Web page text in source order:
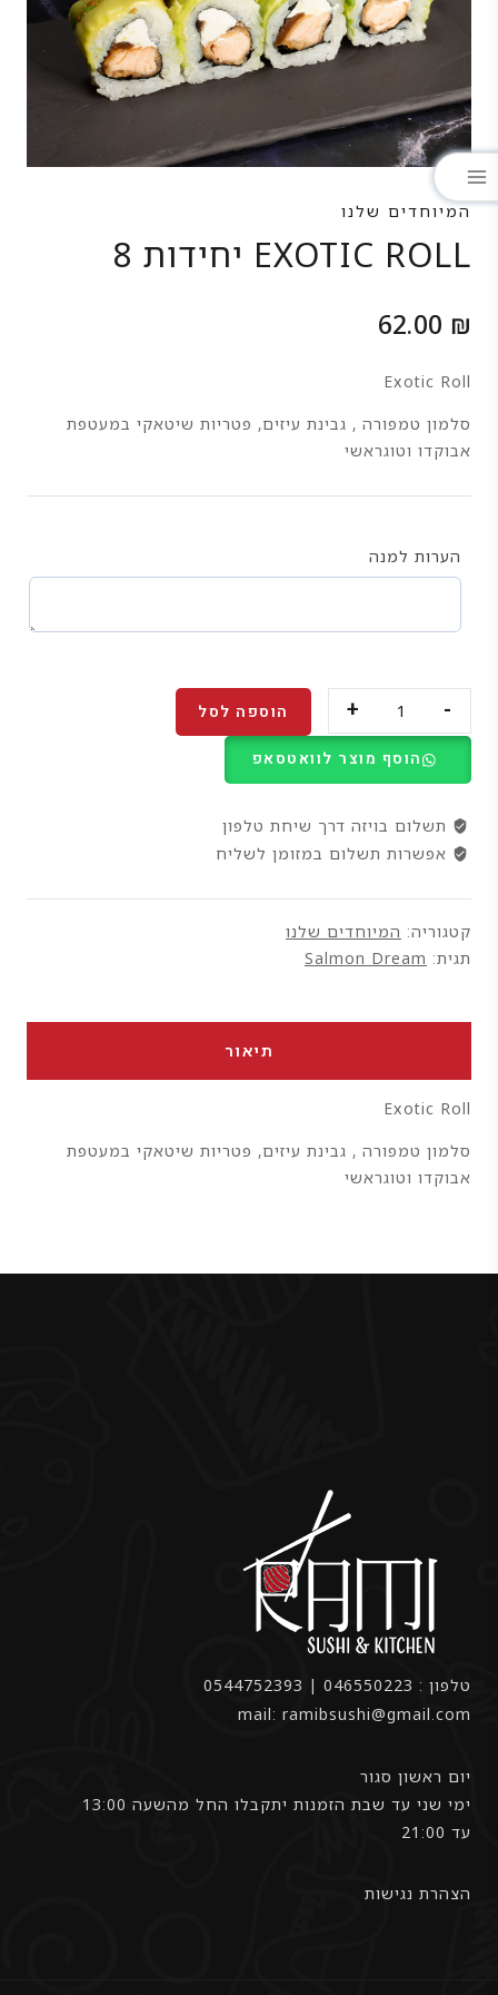
המיוחדים שלנו
EXOTIC ROLL יחידות 8
62.00 ₪
Exotic Roll
סלמון טמפורה , גבינת עיזים, פטריות שיטאקי במעטפת
אבוקדו וטוגראשי
הערות למנה
הוספה לסל
הוסף מוצר לוואטסאפ
תשלום בויזה דרך שיחת טלפון
אפשרות תשלום במזומן לשליח
קטגוריה: המיוחדים שלנו
תגית: Salmon Dream
תיאור
Exotic Roll
סלמון טמפורה , גבינת עיזים, פטריות שיטאקי במעטפת
אבוקדו וטוגראשי
טלפון : 046550223 | 0544752393
mail: ramibsushi@gmail.com
יום ראשון סגור
ימי שני עד שבת הזמנות יתקבלו החל מהשעה 13:00
עד 21:00
הצהרת נגישות